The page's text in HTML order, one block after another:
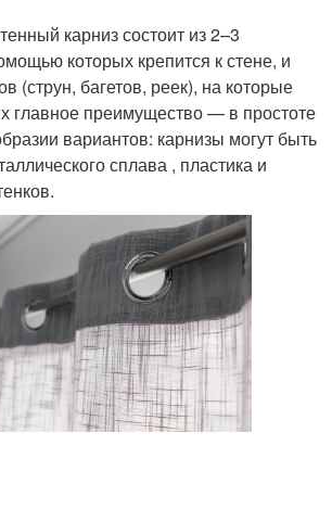
карниз состоит из 2–3
которых крепится к стене, и
(струн, багетов, реек), на которые
преимущество — в простоте
вариантов: карнизы могут быть
сплава , пластика и